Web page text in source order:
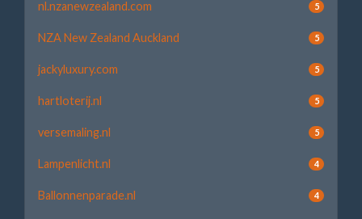
nl.nzanewzealand.com 5
NZA New Zealand Auckland 5
jackyluxury.com 5
hartloterij.nl 5
versemaling.nl 5
Lampenlicht.nl 4
Ballonnenparade.nl 4